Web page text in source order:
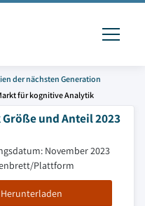
der nächsten Generation
für kognitive Analytik
und Anteil 2023
November 2023
Plattform